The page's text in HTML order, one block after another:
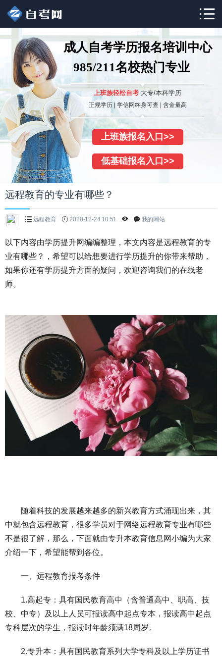
成人自考学历报名培训中心
985/211名校热门专业
上班族轻松自考 大专/本科学历
正规学历 | 学信网终身可查 | 含金量高
上班族报名入口>>
低基础报名入口>>
远程教育的专业有哪些？
远程教育 2020-12-24 10:51 我的网站
以下内容由学历提升网编编整理，本文内容是远程教育的专
业有哪些？，希望可以给想要进行学历提升的你带来帮助，
如果你还有学历提升方面的疑问，欢迎咨询我们的在线老
师。
随着科技的发展越来越多的新兴教育方式涌现出来，其
中就包含远程教育，很多学员对于网络远程教育专业有哪些
不是很了解，那么，下面就由专升本教育信息网小编为大家
介绍一下，希望能帮到各位。
一、远程教育报考条件
1.高起专：具有国民教育高中（含普通高中、职高、技
校、中专）及以上人员可报读高中起点专本，报读高中起点
专科层次的学生，报读时年龄须满18周岁。
2.专升本：具有国民教育系列大学专科及以上学历证书